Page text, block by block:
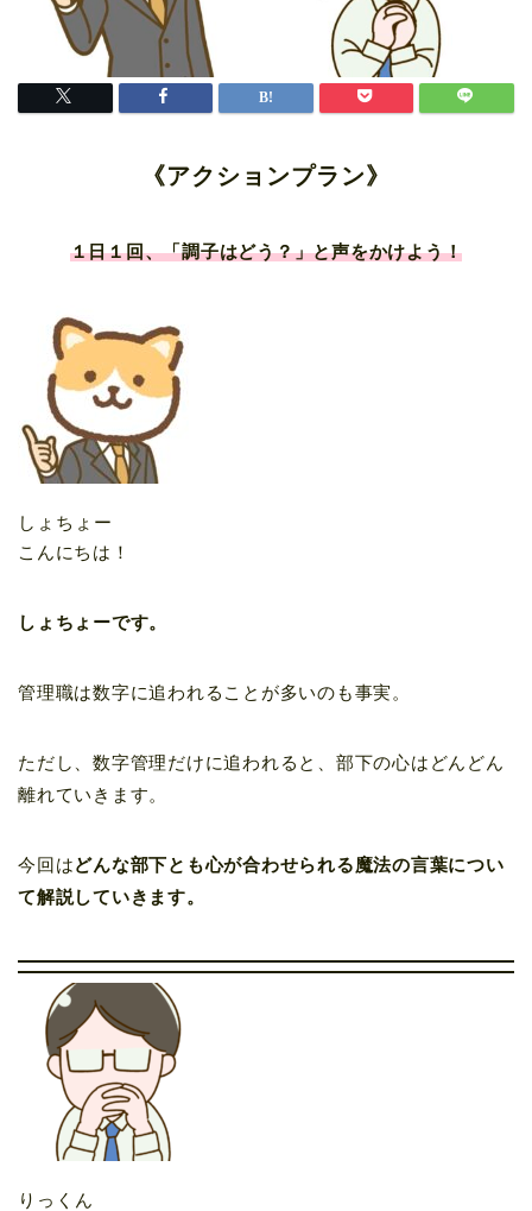
《アクションプラン》
１日１回、「調子はどう？」と声をかけよう！
しょちょー
こんにちは！
しょちょーです。
管理職は数字に追われることが多いのも事実。
ただし、数字管理だけに追われると、部下の心はどんどん
離れていきます。
今回はどんな部下とも心が合わせられる魔法の言葉につい
て解説していきます。
りっくん